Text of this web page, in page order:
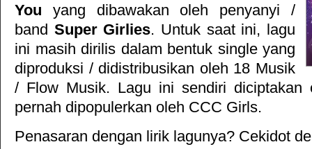
You yang dibawakan oleh penyanyi /
band Super Girlies. Untuk saat ini, lagu
ini masih dirilis dalam bentuk single yang
diproduksi / didistribusikan oleh 18 Musik
/ Flow Musik. Lagu ini sendiri diciptakan
pernah dipopulerkan oleh CCC Girls.
Penasaran dengan lirik lagunya? Cekidot